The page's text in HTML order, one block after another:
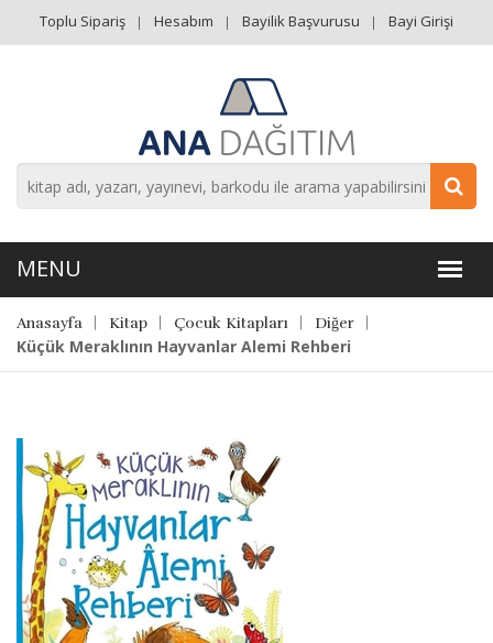
Toplu Sipariş Hesabım Bayilik Başvurusu Bayi Girişi
Anasayfa Kitap Çocuk Kitapları Diğer
Küçük Meraklının Hayvanlar Alemi Rehberi